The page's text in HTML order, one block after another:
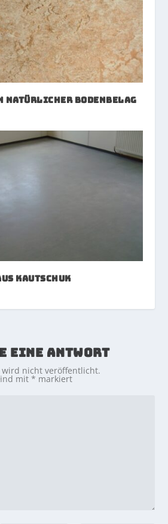
natürlicher Bodenbelag
Kautschuk
EINE ANTWORT
wird nicht veröffentlicht.
mit* markiert